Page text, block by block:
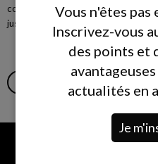
commandes seront acceptées
jusqu'à 48 heures à l'avance.
AJOUTER AU PANIER
Vous n'êtes pas
Inscrivez-vous
des points et
actualités en
Je